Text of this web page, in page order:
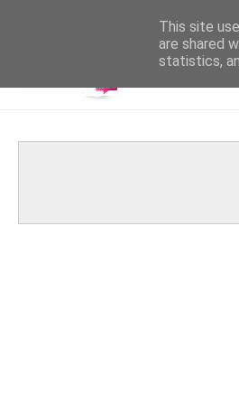
This site
are shared
statistics,